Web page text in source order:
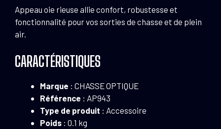
Appeau oie rieuse allie confort, robustesse et
fonctionnalité pour vos sorties de chasse et de plein
air.
CARACTÉRISTIQUES
Marque : CHASSE OPTIQUE
Référence : AP943
Type de produit : Accessoire
Poids : 0.1 kg